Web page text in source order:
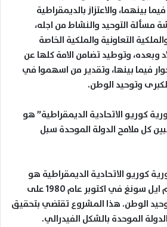
بينهما، والاعتزاز بالديمقراطية
مسألة التوحيد والنشاط من اجله،
التعاونية والملكية الخاصة
وبعده، وتوطيد تضامن الامة كلها عن
فيما بينها، وتقدير من اسهموا في
وتوحيد الوطن.
كوريو الاتحادية الديمقراطية” هو
كل ملامح الدولة الموحدة سبل
كوريو الاتحادية الديمقراطية هو
مشروع طرحه الرئيس كيم ايل سونغ في اكتوبر عام 1980 على
الوطن. هذا المشروع تقتضي بتحقيق
الموحدة بالشكل الفيدرالي.